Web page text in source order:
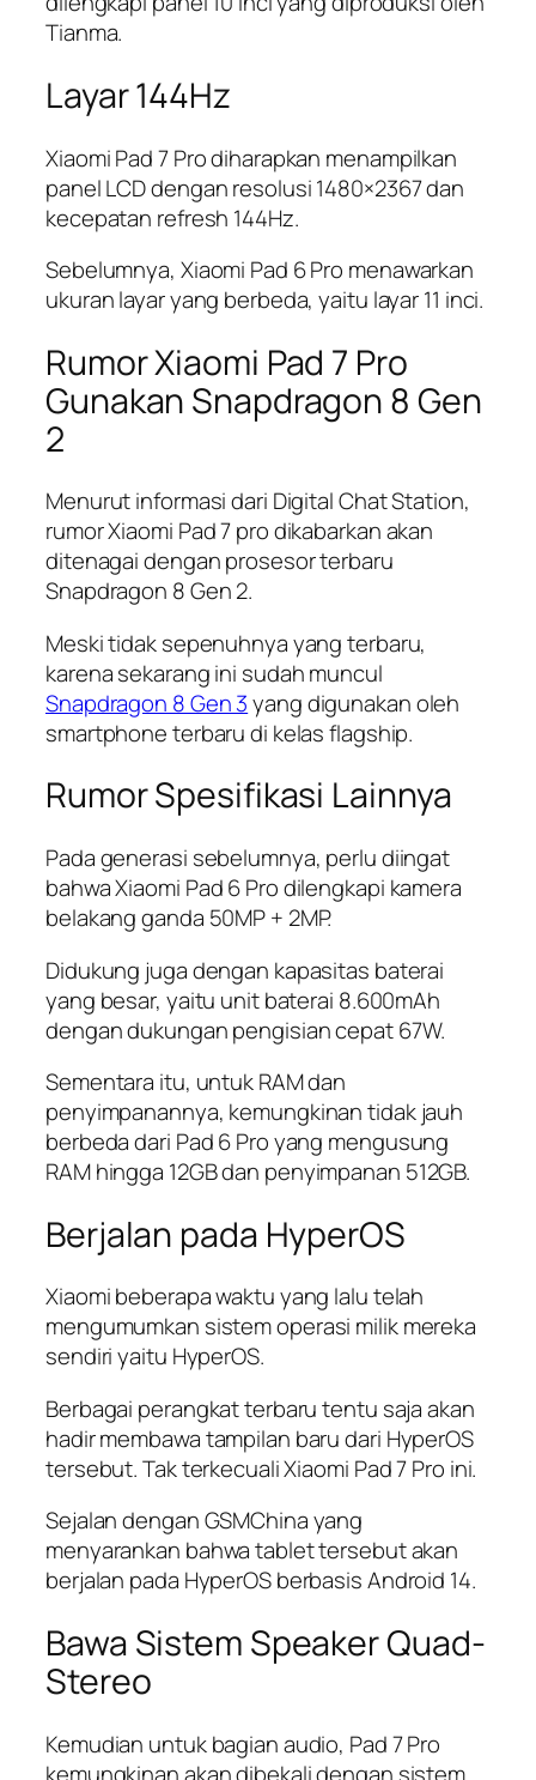
Tianma.
Layar 144Hz
Xiaomi Pad 7 Pro diharapkan menampilkan
panel LCD dengan resolusi 1480×2367 dan
kecepatan refresh 144Hz.
Sebelumnya, Xiaomi Pad 6 Pro menawarkan
ukuran layar yang berbeda, yaitu layar 11 inci.
Rumor Xiaomi Pad 7 Pro
Gunakan Snapdragon 8 Gen
2
Menurut informasi dari Digital Chat Station,
rumor Xiaomi Pad 7 pro dikabarkan akan
ditenagai dengan prosesor terbaru
Snapdragon 8 Gen 2.
Meski tidak sepenuhnya yang terbaru,
karena sekarang ini sudah muncul
Snapdragon 8 Gen 3yang digunakan oleh
smartphone terbaru di kelas flagship.
Rumor Spesifikasi Lainnya
Pada generasi sebelumnya, perlu diingat
bahwa Xiaomi Pad 6 Pro dilengkapi kamera
belakang ganda 50MP + 2MP.
Didukung juga dengan kapasitas baterai
yang besar, yaitu unit baterai 8.600mAh
dengan dukungan pengisian cepat 67W.
Sementara itu, untuk RAM dan
penyimpanannya, kemungkinan tidak jauh
berbeda dari Pad 6 Pro yang mengusung
RAM hingga 12GB dan penyimpanan 512GB.
Berjalan pada HyperOS
Xiaomi beberapa waktu yang lalu telah
mengumumkan sistem operasi milik mereka
sendiri yaitu HyperOS.
Berbagai perangkat terbaru tentu saja akan
hadir membawa tampilan baru dari HyperOS
tersebut. Tak terkecuali Xiaomi Pad 7 Pro ini.
Sejalan dengan GSMChina yang
menyarankan bahwa tablet tersebut akan
berjalan pada HyperOS berbasis Android 14.
Bawa Sistem Speaker Quad-
Stereo
Kemudian untuk bagian audio, Pad 7 Pro
kemungkinan akan dibekali dengan sistem